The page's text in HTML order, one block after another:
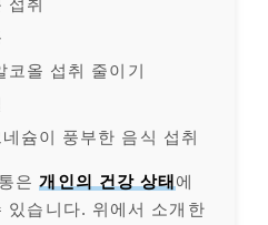
섭취
코올 섭취 줄이기
슘이 풍부한 음식 섭취
은개인의 건강 상태 에
있습니다. 위에서 소개한